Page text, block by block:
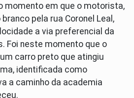
momento em que o motorista,
pela rua Coronel Leal,
a via preferencial da
Foi neste momento que o
carro preto que atingiu
identificada como
a caminho da academia